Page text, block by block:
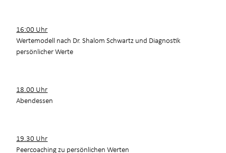
16:00 Uhr
Wertemodell nach Dr. Shalom Schwartz und Diagnostik
persönlicher Werte
18.00 Uhr
Abendessen
19.30 Uhr
Peercoaching zu persönlichen Werten